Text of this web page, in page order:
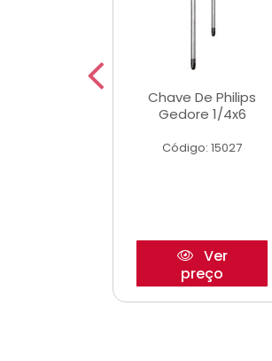
Chave De Philips
Gedore 1/4x6
Código: 15027
Ver
preço